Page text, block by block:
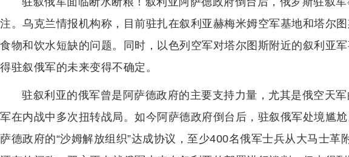
注。乌克兰情报机构称，目前驻扎在叙利亚赫梅米姆空军基地和塔尔
食物和饮水短缺的问题。同时，以色列空军对塔尔图斯附近的叙利亚
得驻叙俄军的未来变得不确定。
驻叙利亚的俄军曾是阿萨德政府的主要支持力量，尤其是俄空天
军在内战中多次扭转战局。如今阿萨德政府倒台后，驻叙俄军处境尴
萨德政府的“沙姆解放组织”达成协议，至少400名俄军士兵从大马士革